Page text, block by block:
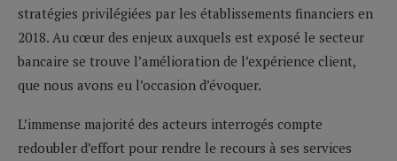
stratégies privilégiées par les établissements financiers en
2018. Au cœur des enjeux auxquels est exposé le secteur
bancaire se trouve l’amélioration de l’expérience client,
que nous avons eu l’occasion d’évoquer.
L’immense majorité des acteurs interrogés compte
redoubler d’effort pour rendre le recours à ses services